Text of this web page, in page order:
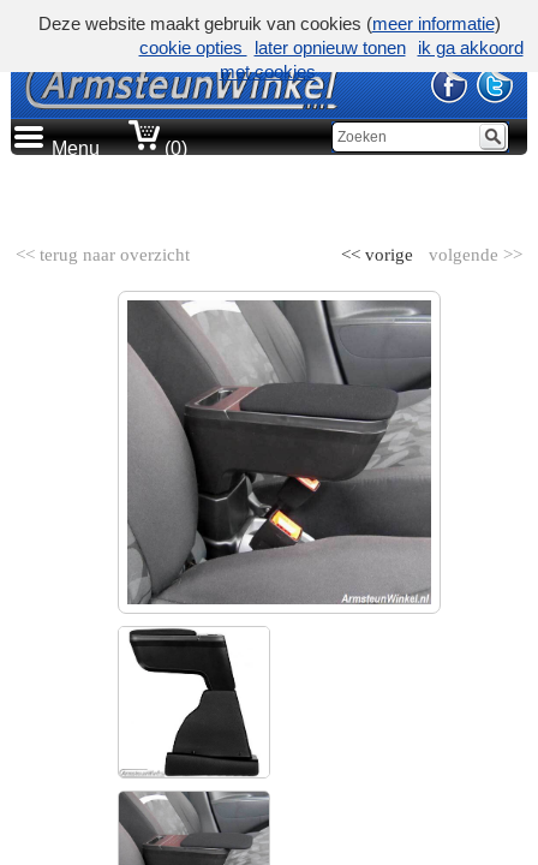
Menu (0)
<< terug naar overzicht volgende >>
<< vorige
Deze website maakt gebruik van cookies (meer informatie)
cookie opties
later opnieuw tonen
ik ga akkoord
met cookies